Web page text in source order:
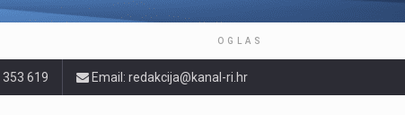
OGLAS
619 Email: redakcija@kanal-ri.hr